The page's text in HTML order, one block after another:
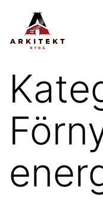
Hoppa
innehåll
Arkitektbyrån
GBG